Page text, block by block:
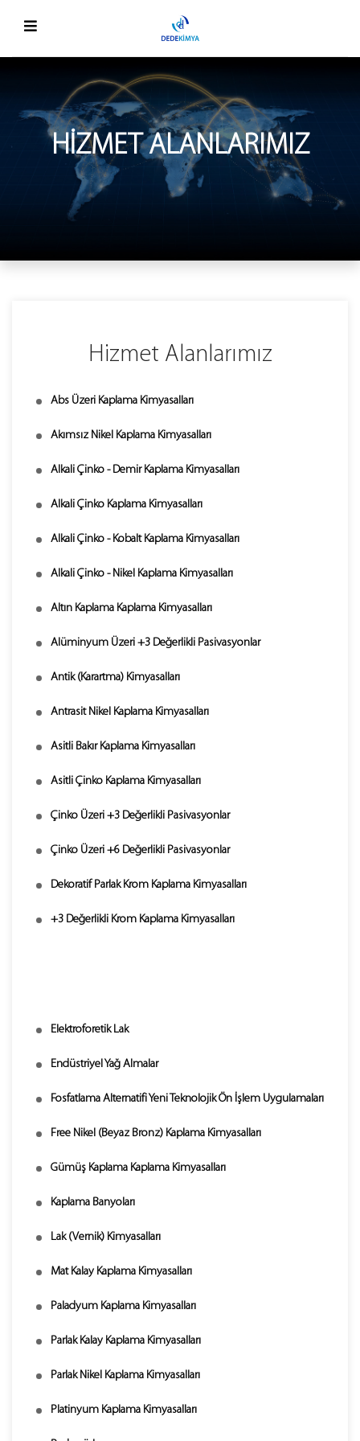
HIZMET ALANLARIMIZ
Hizmet Alanlarımız
Abs Üzeri Kaplama Kimyasalları
Akımsız Nikel Kaplama Kimyasalları
Alkali Çinko - Demir Kaplama Kimyasalları
Alkali Çinko Kaplama Kimyasalları
Alkali Çinko - Kobalt Kaplama Kimyasalları
Alkali Çinko - Nikel Kaplama Kimyasalları
Altın Kaplama Kaplama Kimyasalları
Alüminyum Üzeri +3 Değerlikli Pasivasyonlar
Antik (Karartma) Kimyasalları
Antrasit Nikel Kaplama Kimyasalları
Asitli Bakır Kaplama Kimyasalları
Asitli Çinko Kaplama Kimyasalları
Çinko Üzeri +3 Değerlikli Pasivasyonlar
Çinko Üzeri +6 Değerlikli Pasivasyonlar
Dekoratif Parlak Krom Kaplama Kimyasalları
+3 Değerlikli Krom Kaplama Kimyasalları
Elektroforetik Lak
Endüstriyel Yağ Almalar
Fosfatlama Alternatifi Yeni Teknolojik Ön İşlem Uygulamaları
Free Nikel (Beyaz Bronz) Kaplama Kimyasalları
Gümüş Kaplama Kaplama Kimyasalları
Kaplama Banyoları
Lak (Vernik) Kimyasalları
Mat Kalay Kaplama Kimyasalları
Paladyum Kaplama Kimyasalları
Parlak Kalay Kaplama Kimyasalları
Parlak Nikel Kaplama Kimyasalları
Platinyum Kaplama Kimyasalları